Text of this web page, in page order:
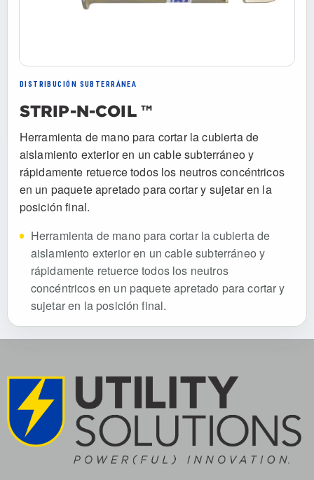
DISTRIBUCIÓN SUBTERRÁNEA
STRIP-N-COIL ™
Herramienta de mano para cortar la cubierta de
aislamiento exterior en un cable subterráneo y
rápidamente retuerce todos los neutros concéntricos
en un paquete apretado para cortar y sujetar en la
posición final.
Herramienta de mano para cortar la cubierta de
aislamiento exterior en un cable subterráneo y
rápidamente retuerce todos los neutros
concéntricos en un paquete apretado para cortar y
sujetar en la posición final.